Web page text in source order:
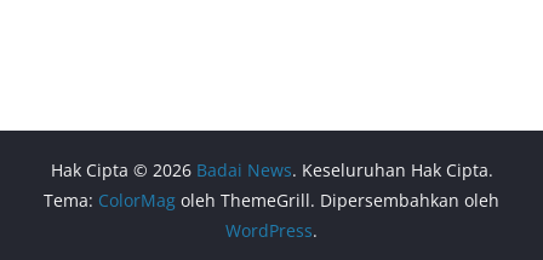
Hak Cipta © 2026 Badai News. Keseluruhan Hak Cipta.
Tema: ColorMag oleh ThemeGrill. Dipersembahkan oleh
WordPress.